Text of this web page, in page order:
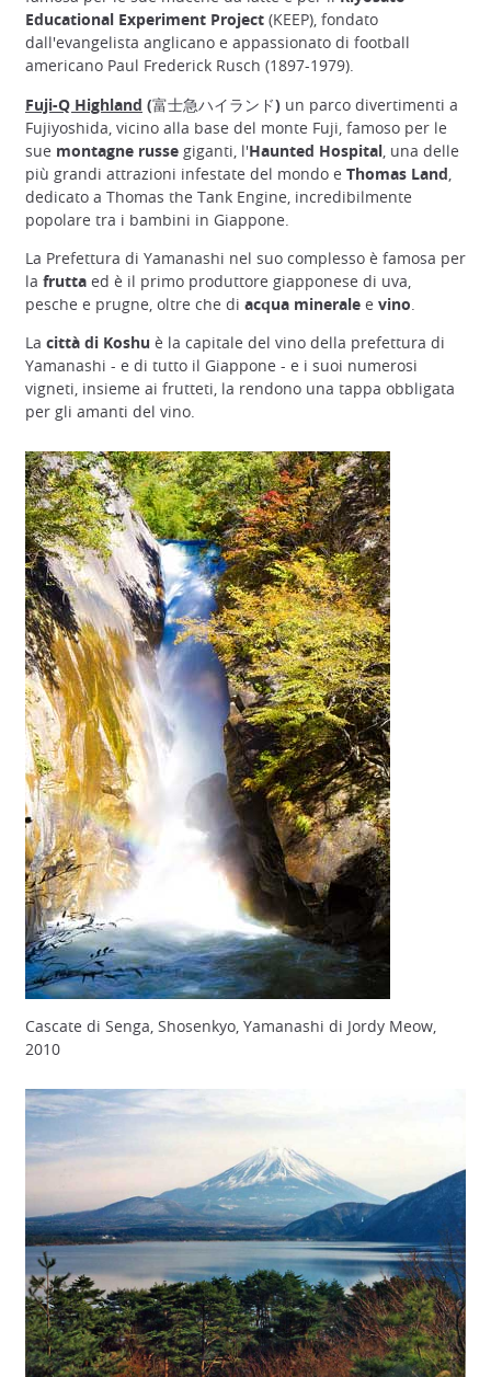
Educational Experiment Project (KEEP), fondato
dall'evangelista anglicano e appassionato di football
americano Paul Frederick Rusch (1897-1979).
Fuji-Q Highland (富士急ハイランド) un parco divertimenti a
Fujiyoshida, vicino alla base del monte Fuji, famoso per le
sue montagne russe giganti, l'Haunted Hospital , una delle
più grandi attrazioni infestate del mondo e Thomas Land
dedicato a Thomas the Tank Engine, incredibilmente
popolare tra i bambini in Giappone.
La Prefettura di Yamanashi nel suo complesso è famosa per
la frutta ed è il primo produttore giapponese di uva,
pesche e prugne, oltre che di acqua minerale e vino
La città di Koshu è la capitale del vino della prefettura di
Yamanashi - e di tutto il Giappone - e i suoi numerosi
vigneti, insieme ai frutteti, la rendono una tappa obbligata
per gli amanti del vino.
Cascate di Senga, Shosenkyo, Yamanashi di Jordy Meow,
2010